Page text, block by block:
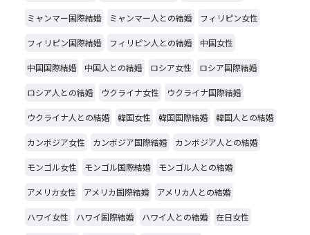
ミャンマー国際結婚 ミャンマー人との結婚 フィリピン女性
フィリピン国際結婚 フィリピン人との結婚 中国女性
中国国際結婚 中国人との結婚 ロシア女性 ロシア国際結婚
ロシア人との結婚 ウクライナ女性 ウクライナ国際結婚
ウクライナ人との結婚 韓国女性 韓国国際結婚 韓国人との結婚
カンボジア女性 カンボジア国際結婚 カンボジア人との結婚
モンゴル女性 モンゴル国際結婚 モンゴル人との結婚
アメリカ女性 アメリカ国際結婚 アメリカ人との結婚
ハワイ女性 ハワイ国際結婚 ハワイ人との結婚 在日女性